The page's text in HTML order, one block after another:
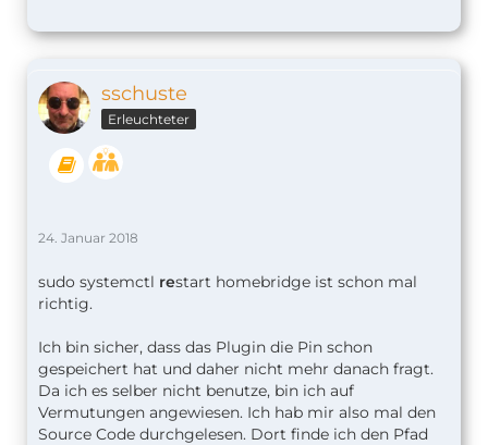
sschuste
Erleuchteter
24. Januar 2018
sudo systemctl restart homebridge ist schon mal
richtig.
Ich bin sicher, dass das Plugin die Pin schon
gespeichert hat und daher nicht mehr danach fragt.
Da ich es selber nicht benutze, bin ich auf
Vermutungen angewiesen. Ich hab mir also mal den
Source Code durchgelesen. Dort finde ich den Pfad